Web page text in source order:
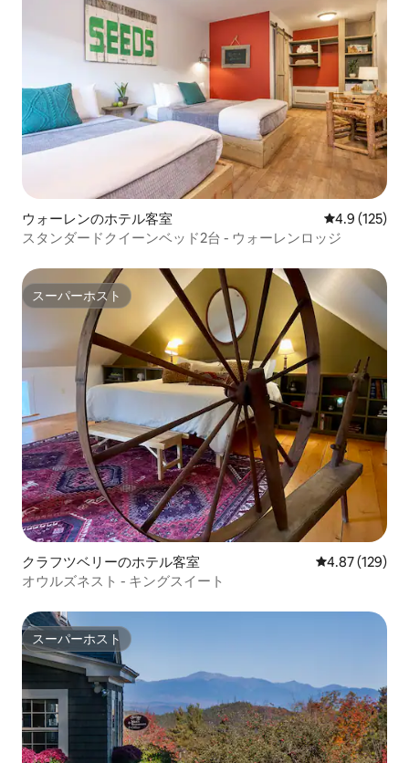
ウォーレンのホテル客室 レビュー125
4.9 (125)
スタンダードクイーンベッド2台 - ウォーレンロッジ
スーパーホスト
スーパーホスト
クラフツベリーのホテル客室 レビュー129
4.87 (129)
オウルズネスト - キングスイート
スーパーホスト
スーパーホスト